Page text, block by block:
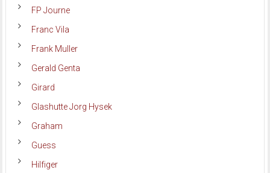
FP Journe
Franc Vila
Frank Muller
Gerald Genta
Girard
Glashutte Jorg Hysek
Graham
Guess
Hilfiger